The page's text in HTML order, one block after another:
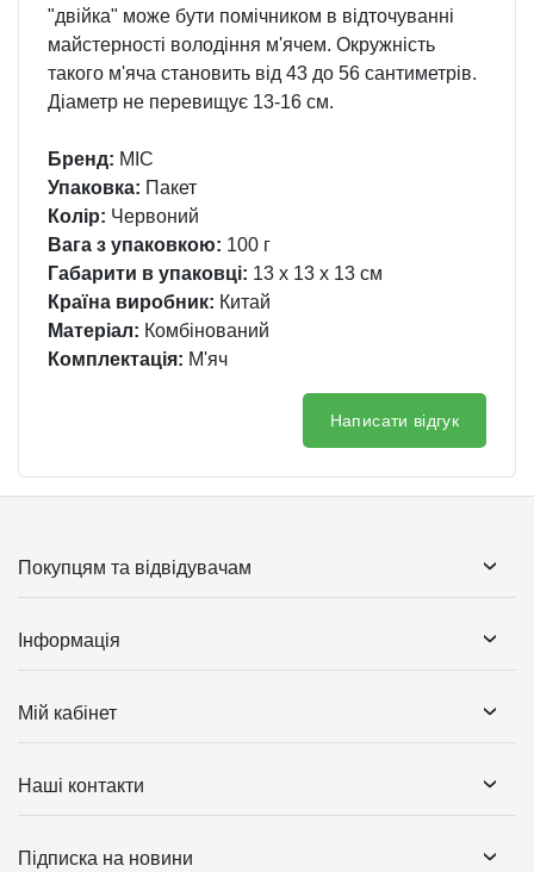
"двійка" може бути помічником в відточуванні
майстерності володіння м'ячем. Окружність
такого м'яча становить від 43 до 56 сантиметрів.
Діаметр не перевищує 13-16 см.
Бренд: MIC
Упаковка: Пакет
Колір: Червоний
Вага з упаковкою: 100 г
Габарити в упаковці: 13 x 13 x 13 см
Країна виробник: Китай
Матеріал: Комбінований
Комплектація: М'яч
Написати відгук
Покупцям та відвідувачам
Інформація
Мій кабінет
Наші контакти
Підписка на новини